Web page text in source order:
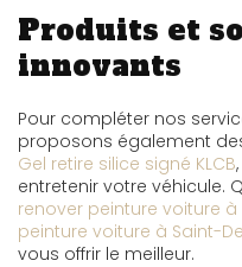
Produits et
innovants
Pour compléter nos
proposons également
Gel retire silice signé KLCB
entretenir votre véhicule.
renover peinture voiture à
peinture voiture à Saint-
vous offrir le meilleur.